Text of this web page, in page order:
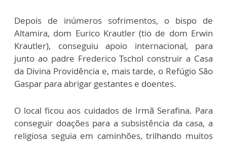
Depois de inúmeros sofrimentos, o bispo de
Altamira, dom Eurico Krautler (tio de dom Erwin
Krautler), conseguiu apoio internacional, para
junto ao padre Frederico Tschol construir a Casa
da Divina Providência e, mais tarde, o Refúgio São
Gaspar para abrigar gestantes e doentes.
O local ficou aos cuidados de Irmã Serafina. Para
conseguir doações para a subsistência da casa, a
religiosa seguia em caminhões, trilhando muitos